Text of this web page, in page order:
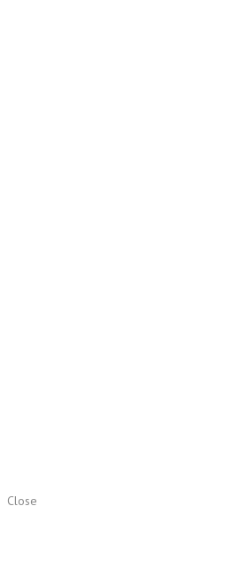
Close